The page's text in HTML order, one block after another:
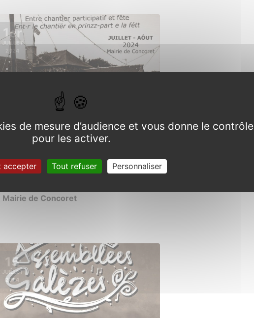
1er
JUILLET
2024
photos sur les
Mairie de Concoret
15
JUILLET
2024
de mesure d’audience et vous donne le contrôle
pour les activer.
accepter Tout refuser Personnaliser